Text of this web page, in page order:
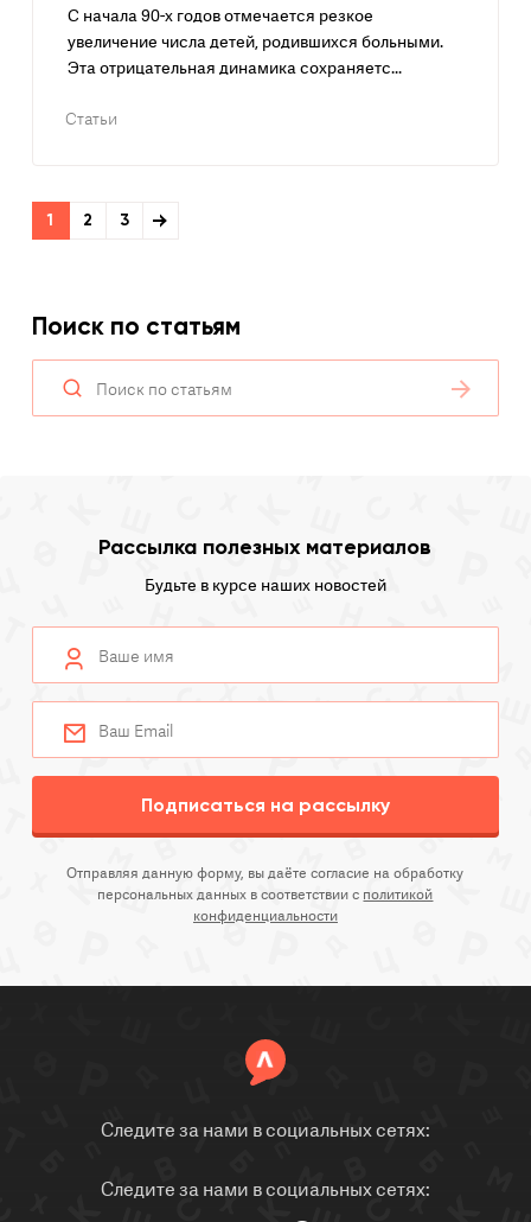
С начала 90-х годов отмечается резкое
увеличение числа детей, родившихся больными.
Эта отрицательная динамика сохраняетс...
Статьи
1 2 3
Поиск по статьям
Рассылка полезных материалов
Будьте в курсе наших новостей
Подписаться на рассылку
Отправляя данную форму, вы даёте согласие на обработку
персональных данных в соответствии с политикой
конфиденциальности
Следите за нами в социальных сетях:
Следите за нами в социальных сетях: